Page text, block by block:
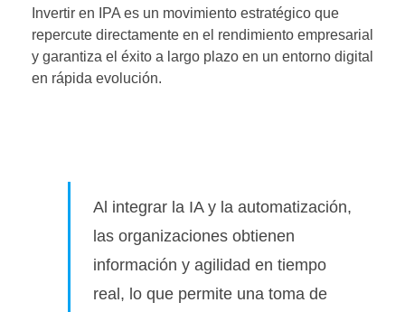
Invertir en IPA es un movimiento estratégico que
repercute directamente en el rendimiento empresarial
y garantiza el éxito a largo plazo en un entorno digital
en rápida evolución.
Al integrar la IA y la automatización,
las organizaciones obtienen
información y agilidad en tiempo
real, lo que permite una toma de